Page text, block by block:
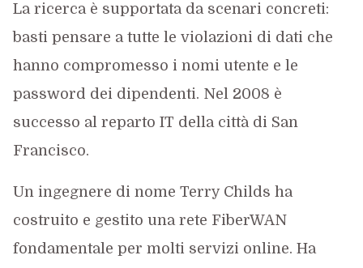
La ricerca è supportata da scenari concreti:
basti pensare a tutte le violazioni di dati che
hanno compromesso i nomi utente e le
password dei dipendenti. Nel 2008 è
successo al reparto IT della città di San
Francisco.
Un ingegnere di nome Terry Childs ha
costruito e gestito una rete FiberWAN
fondamentale per molti servizi online. Ha